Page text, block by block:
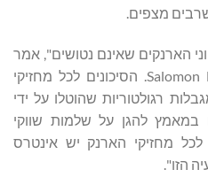
מצפים.
הארנקים שאינם נטושים", אמר
ר. אדם סמית', נציג Salomon Brothers. הסיכונים לכל מחזיקי
רגולטוריות שהוטלו על ידי
להגן על שלמות שווקי
מחזיקי הארנק יש אינטרס
הזו".